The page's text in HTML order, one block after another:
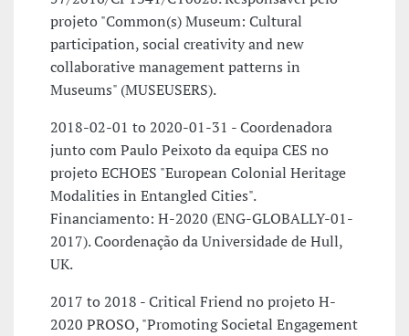
projeto "Common(s) Museum: Cultural
participation, social creativity and new
collaborative management patterns in
Museums" (MUSEUSERS).
2018-02-01 to 2020-01-31 - Coordenadora
junto com Paulo Peixoto da equipa CES no
projeto ECHOES "European Colonial Heritage
Modalities in Entangled Cities".
Financiamento: H-2020 (ENG-GLOBALLY-01-
2017). Coordenação da Universidade de Hull,
UK.
2017 to 2018 - Critical Friend no projeto H-
2020 PROSO, "Promoting Societal Engagement